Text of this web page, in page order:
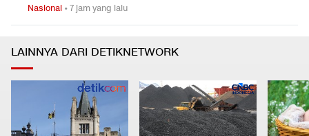
Nasional •7 jam yang lalu
LAINNYA DARI DETIKNETWORK